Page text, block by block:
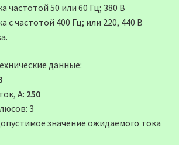
частотой 50 или 60 Гц; 380 В
с частотой 400 Гц; или 220, 440 В
данные:
А: 250
3
значение ожидаемого тока